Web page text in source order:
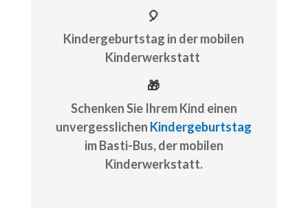
🎈
Kindergeburtstag in der mobilen
Kinderwerkstatt
🎁
Schenken Sie Ihrem Kind einen
unvergesslichen Kindergeburtstag
im Basti-Bus, der mobilen
Kinderwerkstatt.